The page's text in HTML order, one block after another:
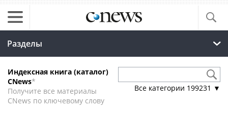
Разделы
Индексная книга (каталог)
CNews*
Получите все материалы
CNews по ключевому слову
Все категории 199231 ▼